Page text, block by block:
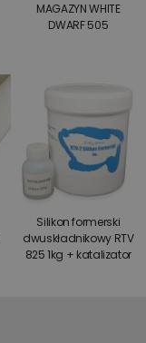
MAGAZYN WHITE
DWARF 505
Silikon formerski
dwuskładnikowy RTV
825 1kg + katalizator